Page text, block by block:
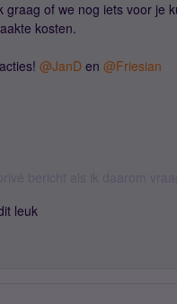
graag of we nog iets voor je
kosten.
@JanD en ​ @Friesian
leuk